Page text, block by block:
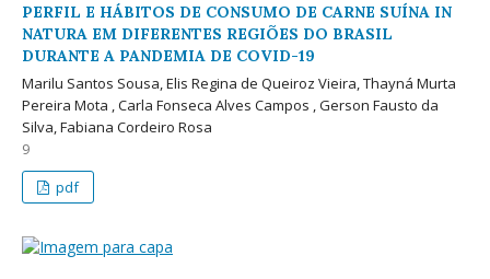
PERFIL E HÁBITOS DE CONSUMO DE CARNE SUÍNA IN
NATURA EM DIFERENTES REGIÕES DO BRASIL
DURANTE A PANDEMIA DE COVID-19
Marilu Santos Sousa, Elis Regina de Queiroz Vieira, Thayná Murta
Pereira Mota , Carla Fonseca Alves Campos , Gerson Fausto da
Silva, Fabiana Cordeiro Rosa
9
pdf